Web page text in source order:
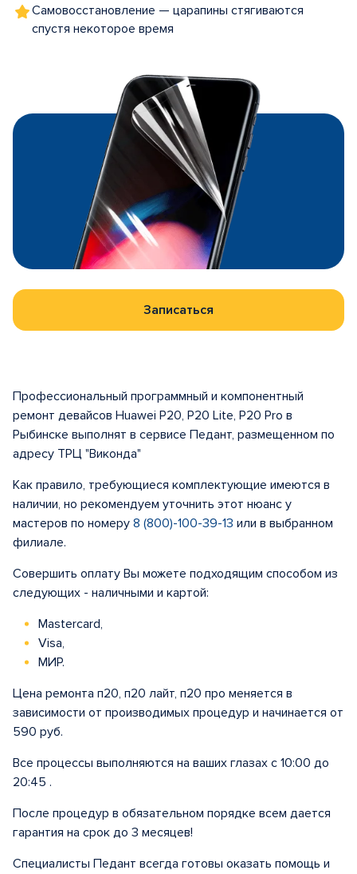
Самовосстановление — царапины стягиваются
спустя некоторое время
Записаться
Профессиональный программный и компонентный
ремонт девайсов Huawei P20, P20 Lite, P20 Pro в
Рыбинске выполнят в сервисе Педант, размещенном по
адресу ТРЦ "Виконда"
Как правило, требующиеся комплектующие имеются в
наличии, но рекомендуем уточнить этот нюанс у
мастеров по номеру 8 (800)-100-39-13 или в выбранном
филиале.
Совершить оплату Вы можете подходящим способом из
следующих - наличными и картой:
Mastercard,
Visa,
МИР.
Цена ремонта п20, п20 лайт, п20 про меняется в
зависимости от производимых процедур и начинается от
590 руб.
Все процессы выполняются на ваших глазах с 10:00 до
20:45 .
После процедур в обязательном порядке всем дается
гарантия на срок до 3 месяцев!
Специалисты Педант всегда готовы оказать помощь и